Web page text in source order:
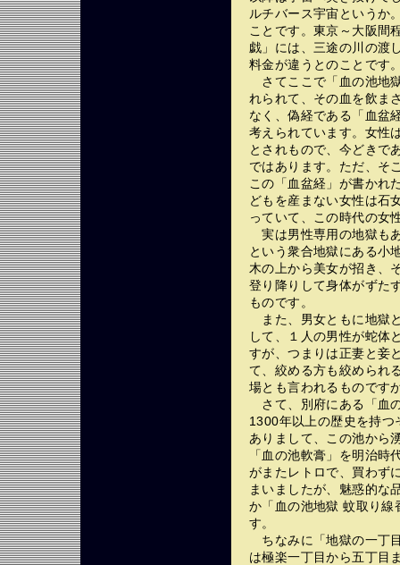
ルチバース宇宙というか
ことです。東京～大阪間
戯」には、三途の川の渡
料金が違うとのことです
さてここで「血の池地
れられて、その血を飲ま
なく、偽経である「血盆
考えられています。女性
とされもので、今どきで
ではあります。ただ、そ
この「血盆経」が書かれ
どもを産まない女性は石
っていて、この時代の女
実は男性専用の地獄も
という衆合地獄にある小
木の上から美女が招き、
登り降りして身体がずた
ものです。
また、男女ともに地獄
して、１人の男性が蛇体
すが、つまりは正妻と妾
て、絞める方も絞められ
場とも言われるものです
さて、別府にある「血
1300年以上の歴史を持つ
ありまして、この池から
「血の池軟膏」を明治
がまたレトロで、買わず
まいましたが、魅惑的な
か「血の池地獄 蚊取り線
す。
ちなみに「地獄の一丁
は極楽一丁目から五丁目